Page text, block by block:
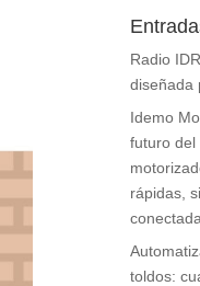
Radio
diseñada
Idemo
futuro del
rápidas,
toldos: